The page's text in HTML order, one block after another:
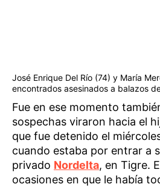
José Enrique Del Río (74) y María
encontrados asesinados a balazos
Fue en ese momento
sospechas viraron hacia el
que fue detenido el
cuando estaba por entrar a
privado Nordelta, en Tigre.
ocasiones en que le había